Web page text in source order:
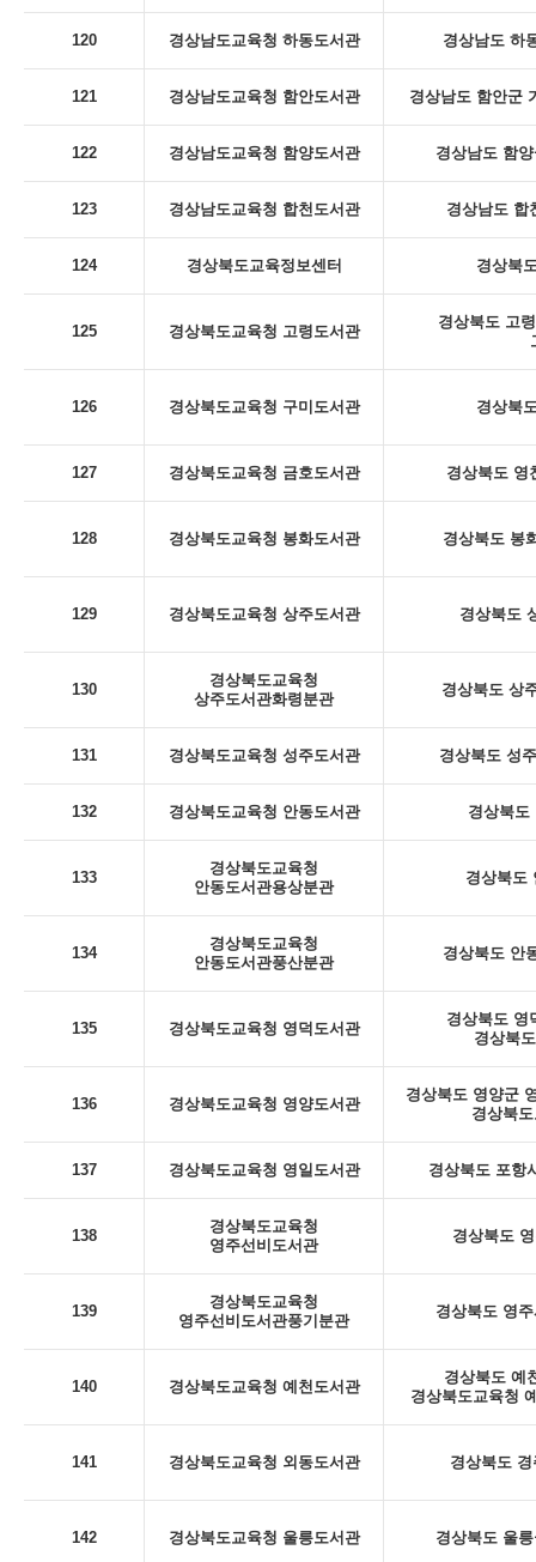
120 경상남도교육청 하동도서관 경상남도 하
121 경상남도교육청 함안도서관 경상남도 함안군
122 경상남도교육청 함양도서관 경상남도 함
123 경상남도교육청 합천도서관 경상남도 합
124 경상북도교육정보센터 경상북
125 경상북도교육청 고령도서관
경상북도 고
126 경상북도교육청 구미도서관 경상북
127 경상북도교육청 금호도서관 경상북도 영
128 경상북도교육청 봉화도서관 경상북도 봉
129 경상북도교육청 상주도서관 경상북도
130
경상북도교육청
상주도서관화령분관
경상북도 상
131 경상북도교육청 성주도서관 경상북도 성
132 경상북도교육청 안동도서관 경상북도
133
경상북도교육청
안동도서관용상분관
경상북도
134
경상북도교육청
안동도서관풍산분관
경상북도 안
135 경상북도교육청 영덕도서관
경상북도 영
경상북
136 경상북도교육청 영양도서관
경상북도 영양군
경상북
137 경상북도교육청 영일도서관 경상북도 포항
138
경상북도교육청
영주선비도서관
경상북도
139
경상북도교육청
영주선비도서관풍기분관
경상북도 영
140 경상북도교육청 예천도서관
경상북도 예
경상북도교육청
141 경상북도교육청 외동도서관 경상북도
142 경상북도교육청 울릉도서관 경상북도 울